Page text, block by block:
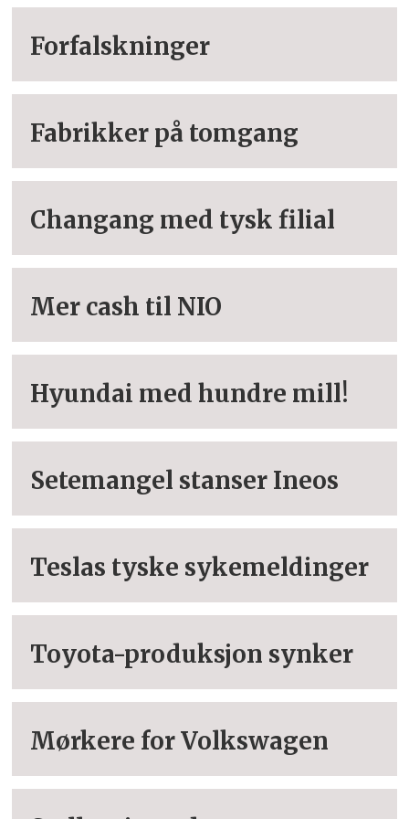
Forfalskninger
Fabrikker på tomgang
Changang med tysk filial
Mer cash til NIO
Hyundai med hundre mill!
Setemangel stanser Ineos
Teslas tyske sykemeldinger
Toyota-produksjon synker
Mørkere for Volkswagen